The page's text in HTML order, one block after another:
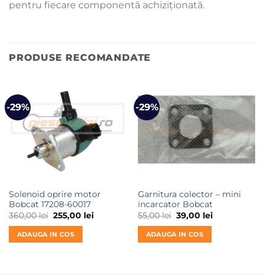
pentru fiecare componentă achiziționată.
PRODUSE RECOMANDATE
-29%
Solenoid oprire motor
Bobcat 17208-60017
360,00lei Prețul
inițial
a
fost:
360,00 lei.
255,00 leiPrețul
ADAUGA IN COS
-29%
Garnitura colector – mini
incarcator Bobcat
55,00lei Prețul
inițial
a
fost:
55,00 lei.
39,00 leiPrețul
ADAUGA IN COS